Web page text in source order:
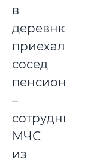
в
деревню
приехал
сосед
пенсионерки
–
сотрудник
МЧС
из